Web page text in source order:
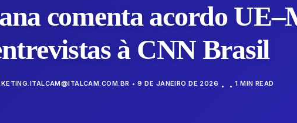
comenta acordo
à CNN Brasil
9 DE JANEIRO DE 2026 1 MIN READ